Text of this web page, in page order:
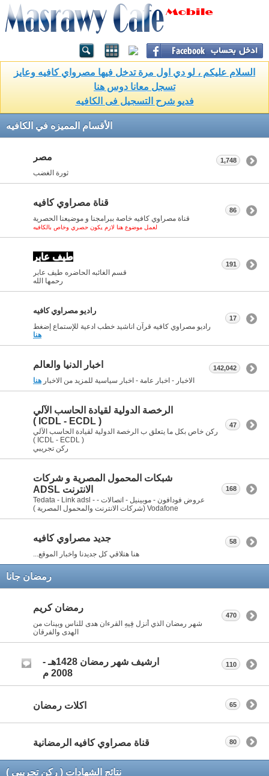
السلام عليكم ، لو دي اول مرة تدخل فيها مصرواي كافيه وعايز
تسجل معانا دوس هنا
فديو شرح التسجيل فى الكافيه
الأقسام المميزه في الكافيه
مصر
ثورة الغضب
1,748
قناة مصراوي كافيه
قناة مصراوي كافيه خاصة ببرامجنا و موضيعنا الحصرية
لعمل موضوع هنا لازم يكون حصري وخاص بالكافيه
86
طيف عابر
قسم الغائبه الحاضره طيف عابر
رحمها الله
191
راديو مصراوي كافيه
راديو مصراوي كافيه قرآن اناشيد خطب ادعية للإستماع إضغط
هنا
17
اخبار الدنيا والعالم
الاخبار - اخبار عامة - اخبار سياسية للمزيد من الاخبار هنا
142,042
الرخصة الدولية لقيادة الحاسب الآلي
( ICDL - ECDL )
ركن خاص بكل ما يتعلق ب الرخصة الدولية لقيادة الحاسب الآلي
( ICDL - ECDL )
ركن تجريبي
47
شبكات المحمول المصرية و شركات
الانترنت ADSL
عروض فودافون - موبينيل - اتصالات - Tedata - Link adsl -
Vodafone (شركات الانترنت والمحمول المصرية )
168
جديد مصراوي كافيه
هنا هتلاقي كل جديدنا واخبار الموقع...
58
رمضان جانا
رمضان كريم
شهر رمضان الذي أنزل فِيهِ القرءان هدى للناس وبينات من
الهدى والفرقان
470
ارشيف شهر رمضان 1428هـ -
2008 م
110
اكلات رمضان 65
قناة مصراوي كافيه الرمضانية 80
نتائج الشهادات ( ركن تجريبي )